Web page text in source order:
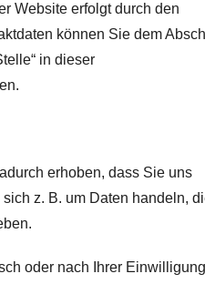
Website erfolgt durch den
können Sie dem
in dieser
erhoben, dass Sie uns
z. B. um Daten handeln,
oder nach Ihrer Einwilligung